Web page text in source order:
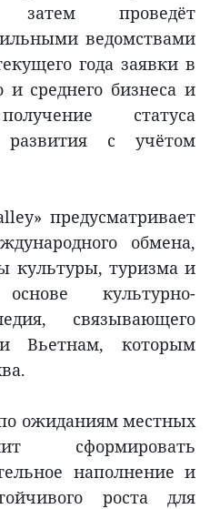
проведёт
ведомствами
года заявки в
и среднего бизнеса и
статуса
с учётом
предусматривает
обмена,
культуры, туризма и
культурно-
связывающего
Вьетнам, которым
ожиданиям местных
сформировать
наполнение и
роста для